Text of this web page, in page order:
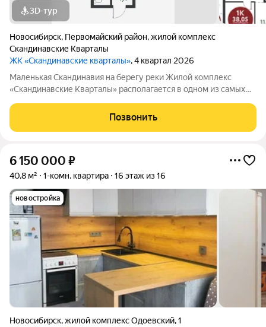
3D-тур
Новосибирск, Первомайский район,жилой комплекс
Скандинавские Кварталы
ЖК «Скандинавские кварталы», 4 квартал 2026
Маленькая Скандинавия на берегу реки Жилой комплекс
«Скандинавские Кварталы» располагается в одном из самых
за ней открываются прекрасные виды на холмы и нетронутую
природу. Уникальная
Позвонить
6 150 000 ₽
40,8 м² 1-комн. квартира 16 этаж из 16
новостройка
Новосибирск,жилой комплекс Одоевский,1